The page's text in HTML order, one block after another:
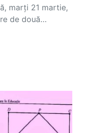
marți 21 martie,
de două…